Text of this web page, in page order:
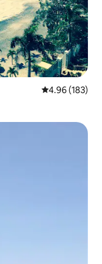
औसत रेटिंग 5 में से
4.96 (183)